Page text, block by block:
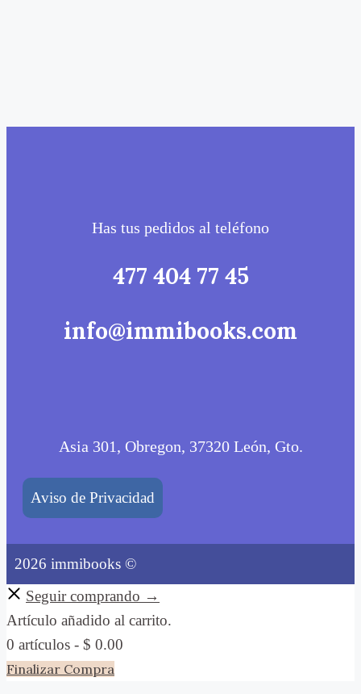
Has tus pedidos al teléfono
477 404 77 45
info@immibooks.com
Asia 301, Obregon, 37320 León, Gto.
Aviso de Privacidad
2026 immibooks ©
Seguir comprando →
Artículo añadido al carrito.
0 artículos - $ 0.00
Finalizar Compra